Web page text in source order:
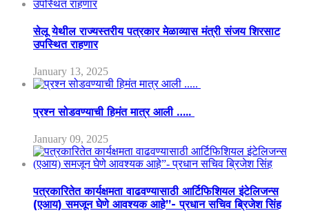
सेलू येथील राज्यस्तरीय पत्रकार मेळाव्यास मंत्री संजय शिरसाट
उपस्थित राहणार
January 13, 2025
प्रश्न सोडवण्याची हिमंत मात्र आली …..
January 09, 2025
पत्रकारितेत कार्यक्षमता वाढवण्यासाठी आर्टिफिशियल इंटेलिजन्स
(एआय) समजून घेणे आवश्यक आहे”- प्रधान सचिव ब्रिजेश सिंह